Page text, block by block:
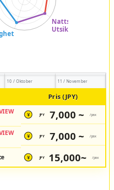
10 / Oktober 11 / November
Pris (JPY)
¥ JPY 7,000 ~ /pax
¥ JPY 7,000 ~ /pax
¥ JPY 15,000~ /pax